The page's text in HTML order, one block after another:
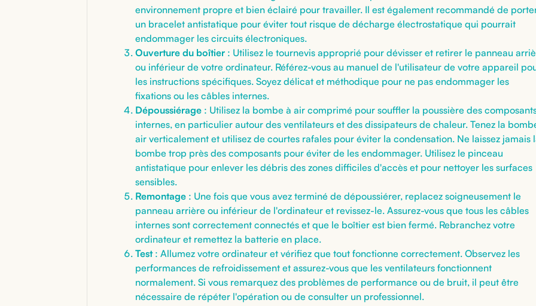
environnement propre et bien éclairé pour travailler. Il est également recommandé de
un bracelet antistatique pour éviter tout risque de décharge électrostatique qui pourrait
endommager les circuits électroniques.
Ouverture du boîtier : Utilisez le tournevis approprié pour dévisser et retirer le panneau
ou inférieur de votre ordinateur. Référez-vous au manuel de l'utilisateur de votre appareil
les instructions spécifiques. Soyez délicat et méthodique pour ne pas endommager les
fixations ou les câbles internes.
Dépoussiérage : Utilisez la bombe à air comprimé pour souffler la poussière des
internes, en particulier autour des ventilateurs et des dissipateurs de chaleur. Tenez la
air verticalement et utilisez de courtes rafales pour éviter la condensation. Ne laissez jamais
bombe trop près des composants pour éviter de les endommager. Utilisez le pinceau
antistatique pour enlever les débris des zones difficiles d'accès et pour nettoyer les surfaces
sensibles.
Remontage : Une fois que vous avez terminé de dépoussiérer, replacez soigneusement le
panneau arrière ou inférieur de l'ordinateur et revissez-le. Assurez-vous que tous les câbles
internes sont correctement connectés et que le boîtier est bien fermé. Rebranchez votre
ordinateur et remettez la batterie en place.
Test: Allumez votre ordinateur et vérifiez que tout fonctionne correctement. Observez les
performances de refroidissement et assurez-vous que les ventilateurs fonctionnent
normalement. Si vous remarquez des problèmes de performance ou de bruit, il peut être
nécessaire de répéter l'opération ou de consulter un professionnel.